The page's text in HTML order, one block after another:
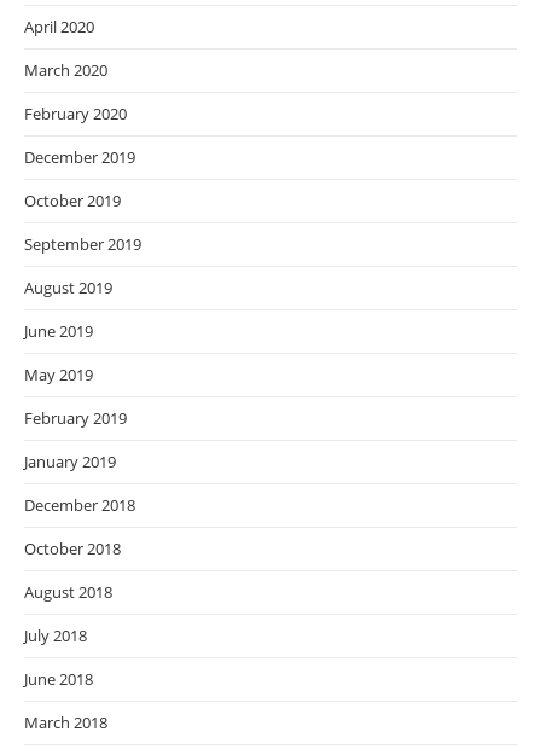
April 2020
March 2020
February 2020
December 2019
October 2019
September 2019
August 2019
June 2019
May 2019
February 2019
January 2019
December 2018
October 2018
August 2018
July 2018
June 2018
March 2018